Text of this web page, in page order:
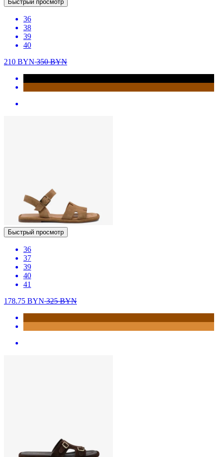
Быстрый просмотр
36
38
39
40
210 BYN350BYN
Быстрый просмотр
36
37
39
40
41
178.75 BYN325BYN